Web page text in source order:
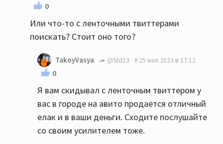
0
Или что-то с ленточными твиттерами
поискать? Стоит оно того?
TakoyVasya @Std13 25 мая 2023 в 17:12
0
Я вам скидывал с ленточным твиттером у
вас в городе на авито продаётся отличный
елак и в ваши деньги. Сходите послушайте
со своим усилителем тоже.